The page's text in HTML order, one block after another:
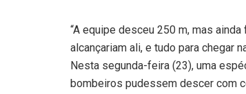
“A equipe desceu 250 m, mas
alcançariam ali, e tudo para chegar
Nesta segunda-feira (23), uma
bombeiros pudessem descer com